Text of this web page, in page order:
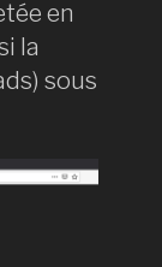
en
la
sous